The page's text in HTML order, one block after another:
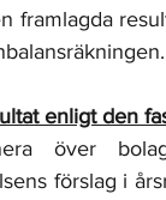
framlagda
enligt den
över
förslag i